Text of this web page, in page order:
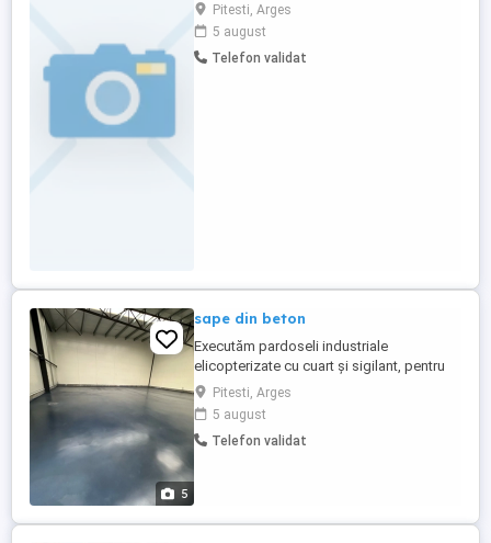
zidărie, tencuieli, lucrări rigips( tavane,
compartimentări, mascari), gleturi, ținci,
zugrăveli lavabile, gresie, faianță, parchet,
Pitesti, Arges
5 august
Telefon validat
5
sape din beton
Executăm pardoseli industriale
elicopterizate cu cuart și sigilant, pentru
hale, depozite și spații industriale. Tăiere
rosturi de dilatare Montaj cheder Finisaj
rezistent și durabil Sună pentru ofertă și
programare rapidă!
Pitesti, Arges
5 august
Telefon validat